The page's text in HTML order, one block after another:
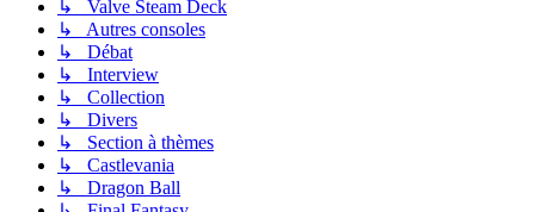
↳ Valve Steam Deck
↳ Autres consoles
↳ Débat
↳ Interview
↳ Collection
↳ Divers
↳ Section à thèmes
↳ Castlevania
↳ Dragon Ball